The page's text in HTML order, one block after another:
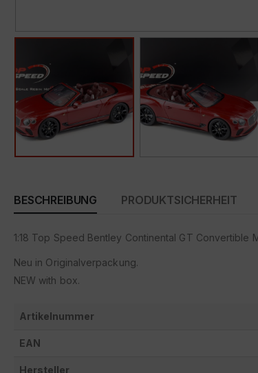
BESCHREIBUNG PRODUKTSICHERHEIT
1:18 Top Speed Bentley Continental GT Convertible
Neu in Originalverpackung.
NEW with box.
Artikelnummer
EAN
Hersteller